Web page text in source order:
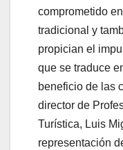
comprometido
tradicional y
propician el
que se traduce
beneficio de las
director de
Turística, Luis
representación